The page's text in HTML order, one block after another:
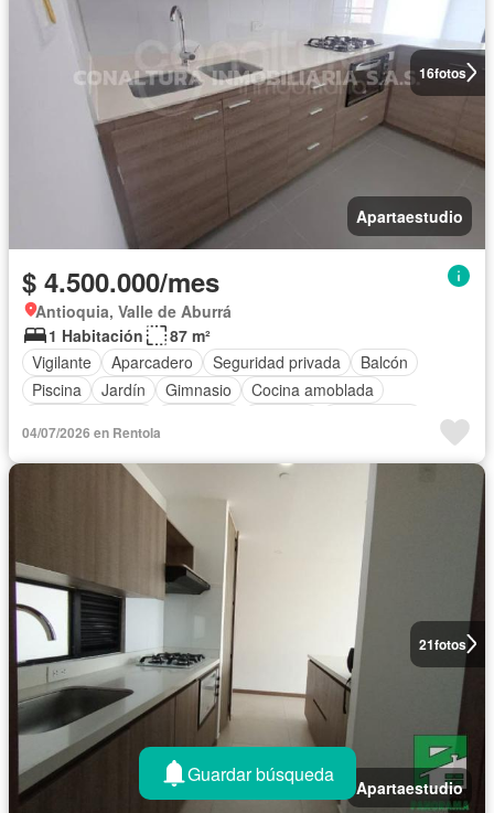
16fotos
Apartaestudio
$ 4.500.000/mes
Antioquia, Valle de Aburrá
1 Habitación
87 m²
Vigilante
Aparcadero Seguridad privada
Balcón
Piscina
Jardín Gimnasio
Cocina amoblada
Ascensor
Terraza
04/07/2026 en Rentola
21fotos
Apartaestudio
Guardar búsqueda